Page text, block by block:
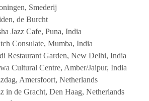
Smederij
de Burcht
Jazz Cafe, Puna, India
Consulate, Mumba, India
Restaurant Garden, New Delhi, India
Cultural Centre, Amber/Jaipur, India
Amersfoort, Netherlands
in de Gracht, Den Haag, Netherlands